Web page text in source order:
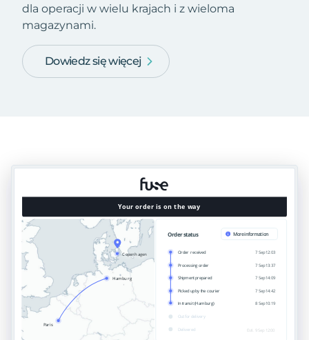
dla operacji w wielu krajach i z wieloma
magazynami.
Dowiedz się więcej